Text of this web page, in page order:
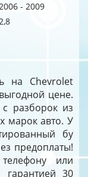
- 2009
на Chevrolet
цене.
разборок из
марок авто. У
бу
предоплаты!
или
гарантией 30